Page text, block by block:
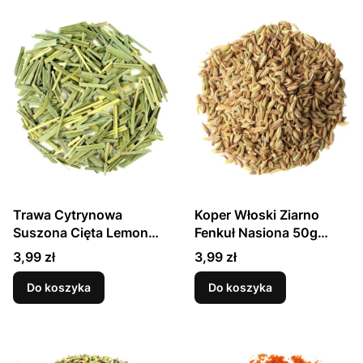
Trawa Cytrynowa
Suszona Cięta Lemon
Grass Premium 20g
SKWORCU
Cena
3,99 zł
Do koszyka
Koper Włoski Ziarno
Fenkuł Nasiona 50g
SKWORCU
Cena
3,99 zł
Do koszyka